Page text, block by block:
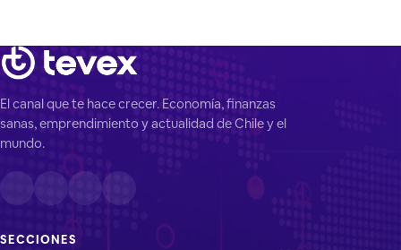
El canal que te hace crecer. Economía, finanzas
sanas, emprendimiento y actualidad de Chile y el
mundo.
SECCIONES